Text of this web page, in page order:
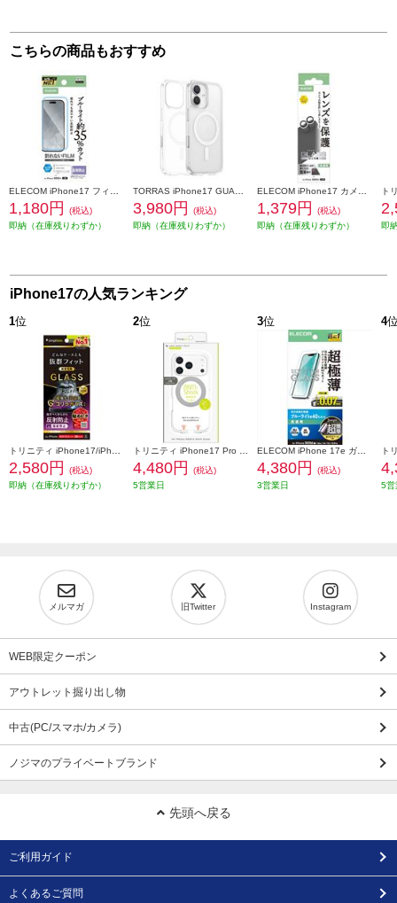
こちらの商品もおすすめ
1,180円
(税込)
即納（在庫残りわずか）
3,980円
(税込)
即納（在庫残りわずか）
1,379円
(税込)
即納（在庫残りわずか）
即
iPhone17の人気ランキング
1位
2,580円
(税込)
即納（在庫残りわずか）
2位
4,480円
(税込)
5営業日
3位
4,380円
(税込)
3営業日
4
5営
メルマガ 旧Twitter Instagram
WEB限定クーポン
アウトレット掘り出し物
中古(PC/スマホ/カメラ)
ノジマのプライベートブランド
先頭へ戻る
ご利用ガイド
よくあるご質問